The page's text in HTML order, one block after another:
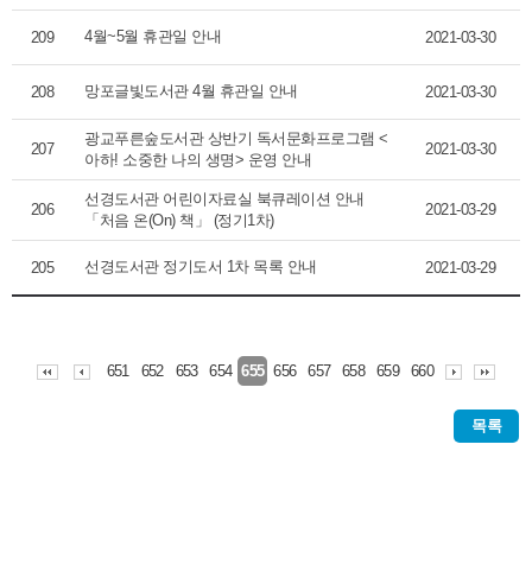
209 4월~5월 휴관일 안내 2021-03-30
208 망포글빛도서관 4월 휴관일 안내 2021-03-30
207
광교푸른숲도서관 상반기 독서문화프로그램 <
아하! 소중한 나의 생명> 운영 안내
2021-03-30
206
선경도서관 어린이자료실 북큐레이션 안내
「처음 온(On) 책」 (정기1차)
2021-03-29
205 선경도서관 정기도서 1차 목록 안내 2021-03-29
651 652 653 654 655 656 657 658 659 660
목록